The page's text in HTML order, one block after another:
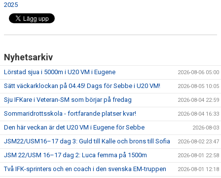
2025
Nyhetsarkiv
Lörstad sjua i 5000m i U20 VM i Eugene 2026-08-06 05:00
Sätt väckarklockan på 04.45! Dags för Sebbe i U20 VM! 2026-08-05 10:05
Sju IFKare i Veteran-SM som börjar på fredag 2026-08-04 22:59
Sommaridrottsskola - fortfarande platser kvar! 2026-08-04 16:33
Den här veckan är det U20 VM i Eugene för Sebbe 2026-08-03
JSM22/USM16–17 dag 3: Guld till Kalle och brons till Sofia 2026-08-02 23:47
JSM 22/USM 16–17 dag 2: Luca femma på 1500m 2026-08-01 22:58
Två IFK-sprinters och en coach i den svenska EM-truppen 2026-08-01 12:18